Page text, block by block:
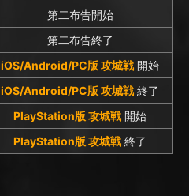
第二布告開始
第二布告終了
iOS/Android/PC版 攻城戦 開始
iOS/Android/PC版 攻城戦 終了
PlayStation版 攻城戦 開始
PlayStation版 攻城戦 終了